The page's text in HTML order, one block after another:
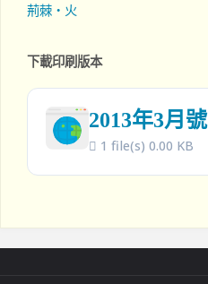
荊棘‧火
下載印刷版本
2013年3月號
1 file(s) 0.00 KB